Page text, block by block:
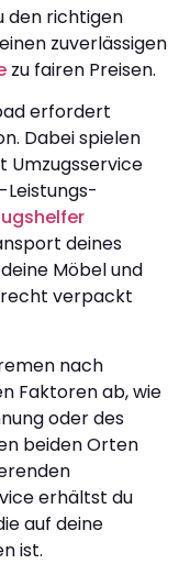
den richtigen
zuverlässigen
zu fairen Preisen.
erfordert
Dabei spielen
Umzugsservice
deines
Möbel und
verpackt
nach
Faktoren ab, wie
oder des
beiden Orten
erhältst du
auf deine
ist.